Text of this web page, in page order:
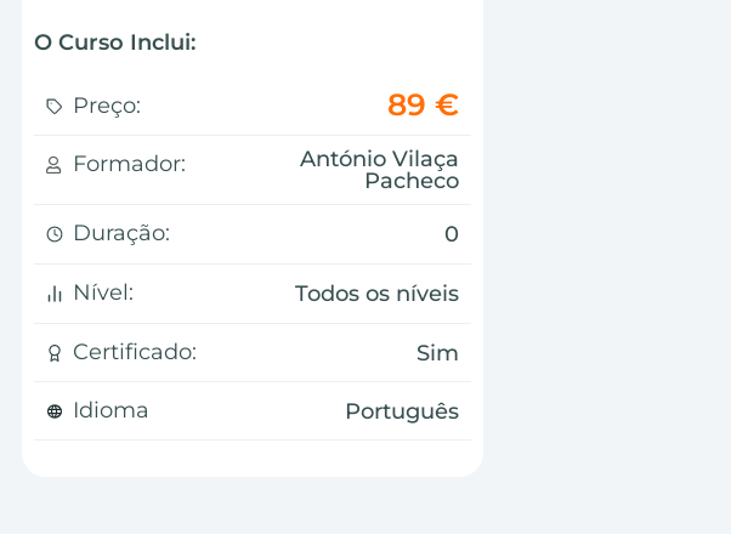
O Curso Inclui:
Preço: 89 €
Formador:
António Vilaça
Pacheco
Duração:
0
Nível: Todos os níveis
Certificado: Sim
Idioma Português